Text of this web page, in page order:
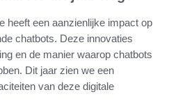
heeft een aanzienlijke impact op
chatbots. Deze innovaties
en de manier waarop chatbots
Dit jaar zien we een
van deze digitale